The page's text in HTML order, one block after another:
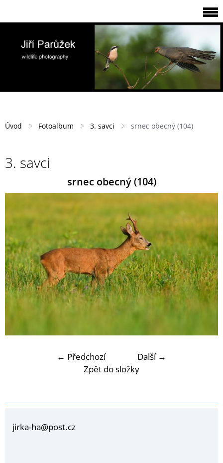
Úvod Fotoalbum 3. savci srnec obecný (104)
3. savci
srnec obecný (104)
← Předchozí
Další →
Zpět do složky
jirka-ha@post.cz